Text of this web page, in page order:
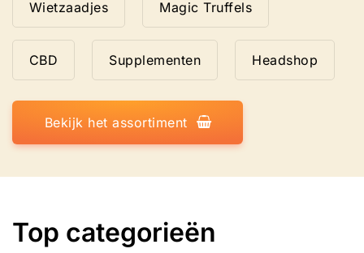
Wietzaadjes Magic Truffels
CBD Supplementen Headshop
Bekijk het assortiment
Top categorieën